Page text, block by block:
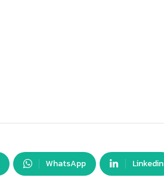
WhatsApp Linkedin